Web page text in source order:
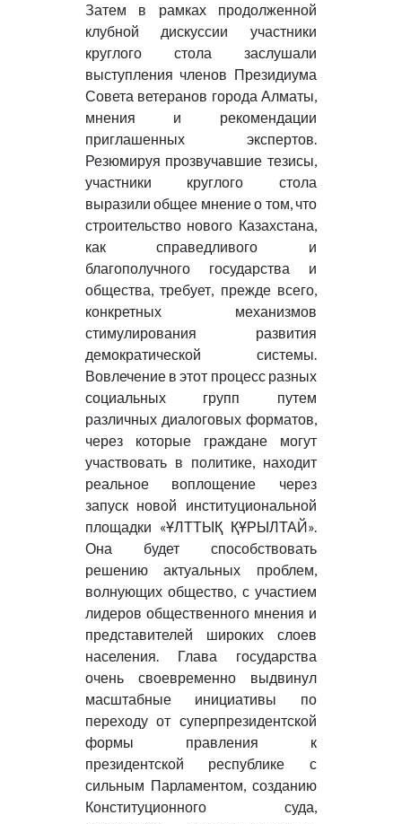
Затем в рамках продолженной
клубной дискуссии участники
круглого стола заслушали
выступления членов Президиума
Совета ветеранов города Алматы,
мнения и рекомендации
приглашенных экспертов.
Резюмируя прозвучавшие тезисы,
участники круглого стола
выразили общее мнение о том, что
строительство нового Казахстана,
как справедливого и
благополучного государства и
общества, требует, прежде всего,
конкретных механизмов
стимулирования развития
демократической системы.
Вовлечение в этот процесс разных
социальных групп путем
различных диалоговых форматов,
через которые граждане могут
участвовать в политике, находит
реальное воплощение через
запуск новой институциональной
площадки «ҰЛТТЫҚ ҚҰРЫЛТАЙ».
Она будет способствовать
решению актуальных проблем,
волнующих общество, с участием
лидеров общественного мнения и
представителей широких слоев
населения. Глава государства
очень своевременно выдвинул
масштабные инициативы по
переходу от суперпрезидентской
формы правления к
президентской республике с
сильным Парламентом, созданию
Конституционного суда,